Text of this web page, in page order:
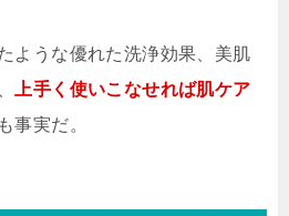
ような優れた洗浄効果、美肌
上手く使いこなせれば肌ケア
事実だ。